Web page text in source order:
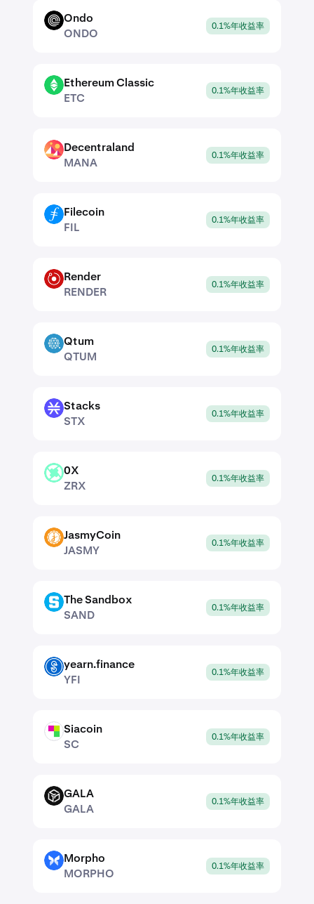
ONDO Ondo
ONDO
0.1%年收益率
ETC
Ethereum Classic
ETC
0.1%年收益率
MANA
Decentraland
MANA
0.1%年收益率
FIL
Filecoin
FIL
0.1%年收益率
RENDERRender
RENDER
0.1%年收益率
QTUM
Qtum
QTUM
0.1%年收益率
STX
Stacks
STX
0.1%年收益率
ZRX
0X
ZRX
0.1%年收益率
JASMY JasmyCoin
JASMY
0.1%年收益率
SAND
The Sandbox
SAND
0.1%年收益率
YFI
yearn.finance
YFI
0.1%年收益率
SC
Siacoin
SC
0.1%年收益率
GALA
GALA
GALA
0.1%年收益率
MORPHOMorpho
MORPHO
0.1%年收益率